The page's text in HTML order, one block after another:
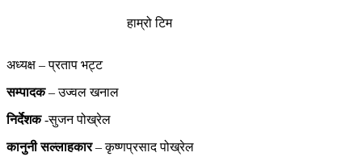
हाम्रो टिम
अध्यक्ष – प्रताप भट्ट
सम्पादक– उज्वल खनाल
निर्देशक-सुजन पोख्रेल
कानुनी सल्लाहकार– कृष्णप्रसाद पोख्रेल